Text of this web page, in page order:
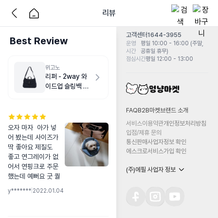
리뷰
Best Review
위고노
리퍼 - 2way 와
이드업 슬링백 M
오자 마자  아가 넣
어 봤는데 사이즈가
딱 좋아요 제질도
좋고 연그레이가 없
어서 연핑크로 주문
했는데 예뻐요 굿 퀄
y******* 2022.01.04
고객센터1644-3955
운영
시간
평일 10:00 - 16:00 (주말,
공휴일 휴무)
점심시간평일 12:00 - 13:00
FAQB2B마켓 브랜드 소개
서비스이용약관개인정보처리방침
입점/제휴 문의
통신판매사업자정보 확인
에스크로서비스가입 확인
(주)에필 사업자 정보